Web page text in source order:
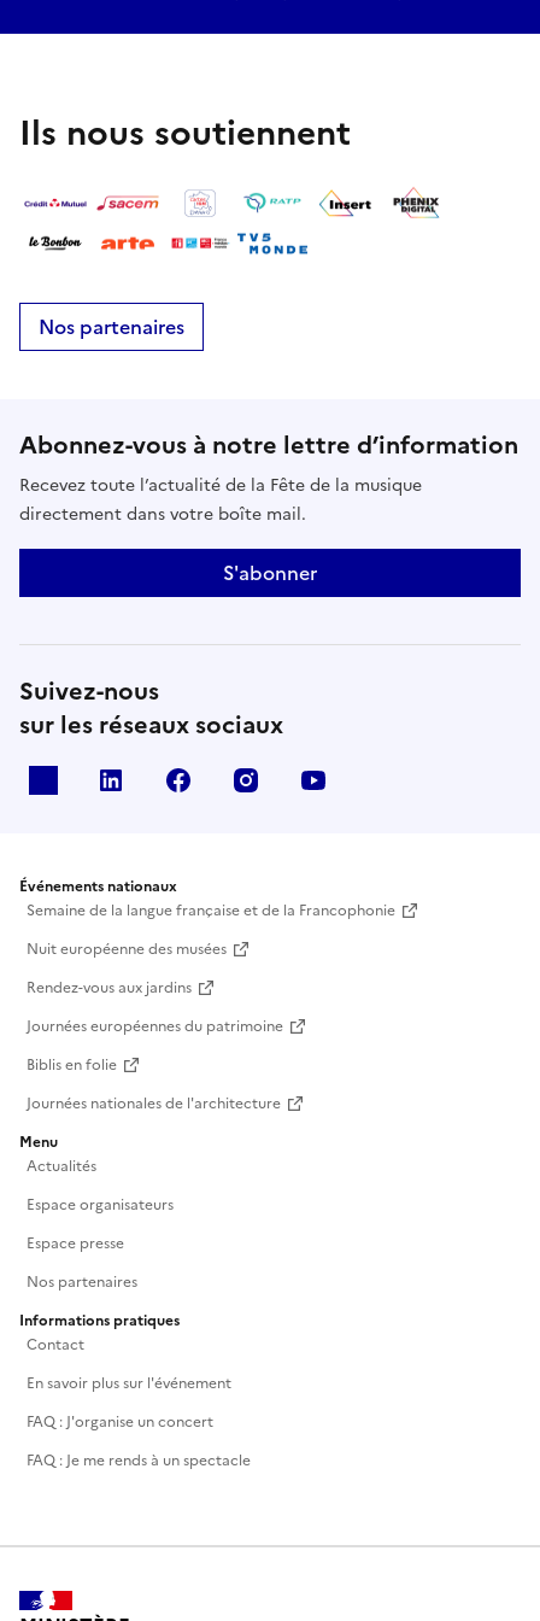
Ils nous soutiennent
Nos partenaires
Abonnez-vous à notre lettre d’information
Recevez toute l’actualité de la Fête de la musique
directement dans votre boîte mail.
S'abonner
Suivez-nous
sur les réseaux sociaux
Linkedin Facebook Instagram
Événements nationaux
Semaine de la langue française et de la Francophonie
Nuit européenne des musées
Rendez-vous aux jardins
Journées européennes du patrimoine
Biblis en folie
Journées nationales de l'architecture
Menu
Actualités
Espace organisateurs
Espace presse
Nos partenaires
Informations pratiques
Contact
En savoir plus sur l'événement
FAQ : J'organise un concert
FAQ : Je me rends à un spectacle